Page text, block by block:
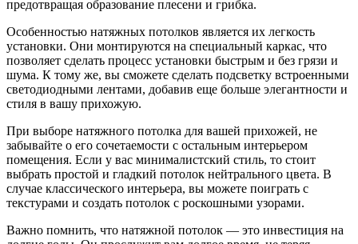
предотвращая образование плесени и грибка.
Особенностью натяжных потолков является их легкость
установки. Они монтируются на специальный каркас, что
позволяет сделать процесс установки быстрым и без грязи и
шума. К тому же, вы сможете сделать подсветку встроенными
светодиодными лентами, добавив еще больше элегантности и
стиля в вашу прихожую.
При выборе натяжного потолка для вашей прихожей, не
забывайте о его сочетаемости с остальным интерьером
помещения. Если у вас минималистский стиль, то стоит
выбрать простой и гладкий потолок нейтрального цвета. В
случае классического интерьера, вы можете поиграть с
текстурами и создать потолок с роскошными узорами.
Важно помнить, что натяжной потолок — это инвестиция на